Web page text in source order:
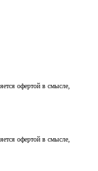
офертой в смысле,
офертой в смысле,